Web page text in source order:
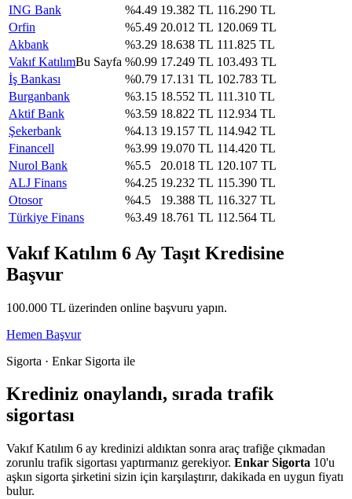
ING Bank
%4.49 19.382 TL 116.290 TL
Orfin
%5.49 20.012 TL 120.069 TL
Akbank
%3.29 18.638 TL 111.825 TL
Vakıf KatılımBu Sayfa %0.99 17.249 TL 103.493 TL
İş Bankası
%0.79 17.131 TL 102.783 TL
Burganbank
%3.15 18.552 TL 111.310 TL
Aktif Bank
%3.59 18.822 TL 112.934 TL
Şekerbank
%4.13 19.157 TL 114.942 TL
Financell
%3.99 19.070 TL 114.420 TL
Nurol Bank
%5.5 20.018 TL 120.107 TL
ALJ Finans
%4.25 19.232 TL 115.390 TL
Otosor
%4.5 19.388 TL 116.327 TL
Türkiye Finans
%3.49 18.761 TL 112.564 TL
Vakıf Katılım 6 Ay Taşıt Kredisine
Başvur
100.000 TL üzerinden online başvuru yapın.
Hemen Başvur
Sigorta · Enkar Sigorta ile
Krediniz onaylandı, sırada trafik
sigortası
Vakıf Katılım 6 ay kredinizi aldıktan sonra araç trafiğe çıkmadan
zorunlu trafik sigortası yaptırmanız gerekiyor. Enkar Sigorta 10'u
aşkın sigorta şirketini sizin için karşılaştırır, dakikada en uygun fiyatı
bulur.